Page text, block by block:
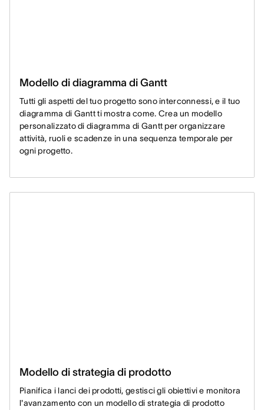
Modello di diagramma di Gantt
Tutti gli aspetti del tuo progetto sono interconnessi, e il tuo
diagramma di Gantt ti mostra come. Crea un modello
personalizzato di diagramma di Gantt per organizzare
attività, ruoli e scadenze in una sequenza temporale per
ogni progetto.
Modello di strategia di prodotto
Pianifica i lanci dei prodotti, gestisci gli obiettivi e monitora
l'avanzamento con un modello di strategia di prodotto